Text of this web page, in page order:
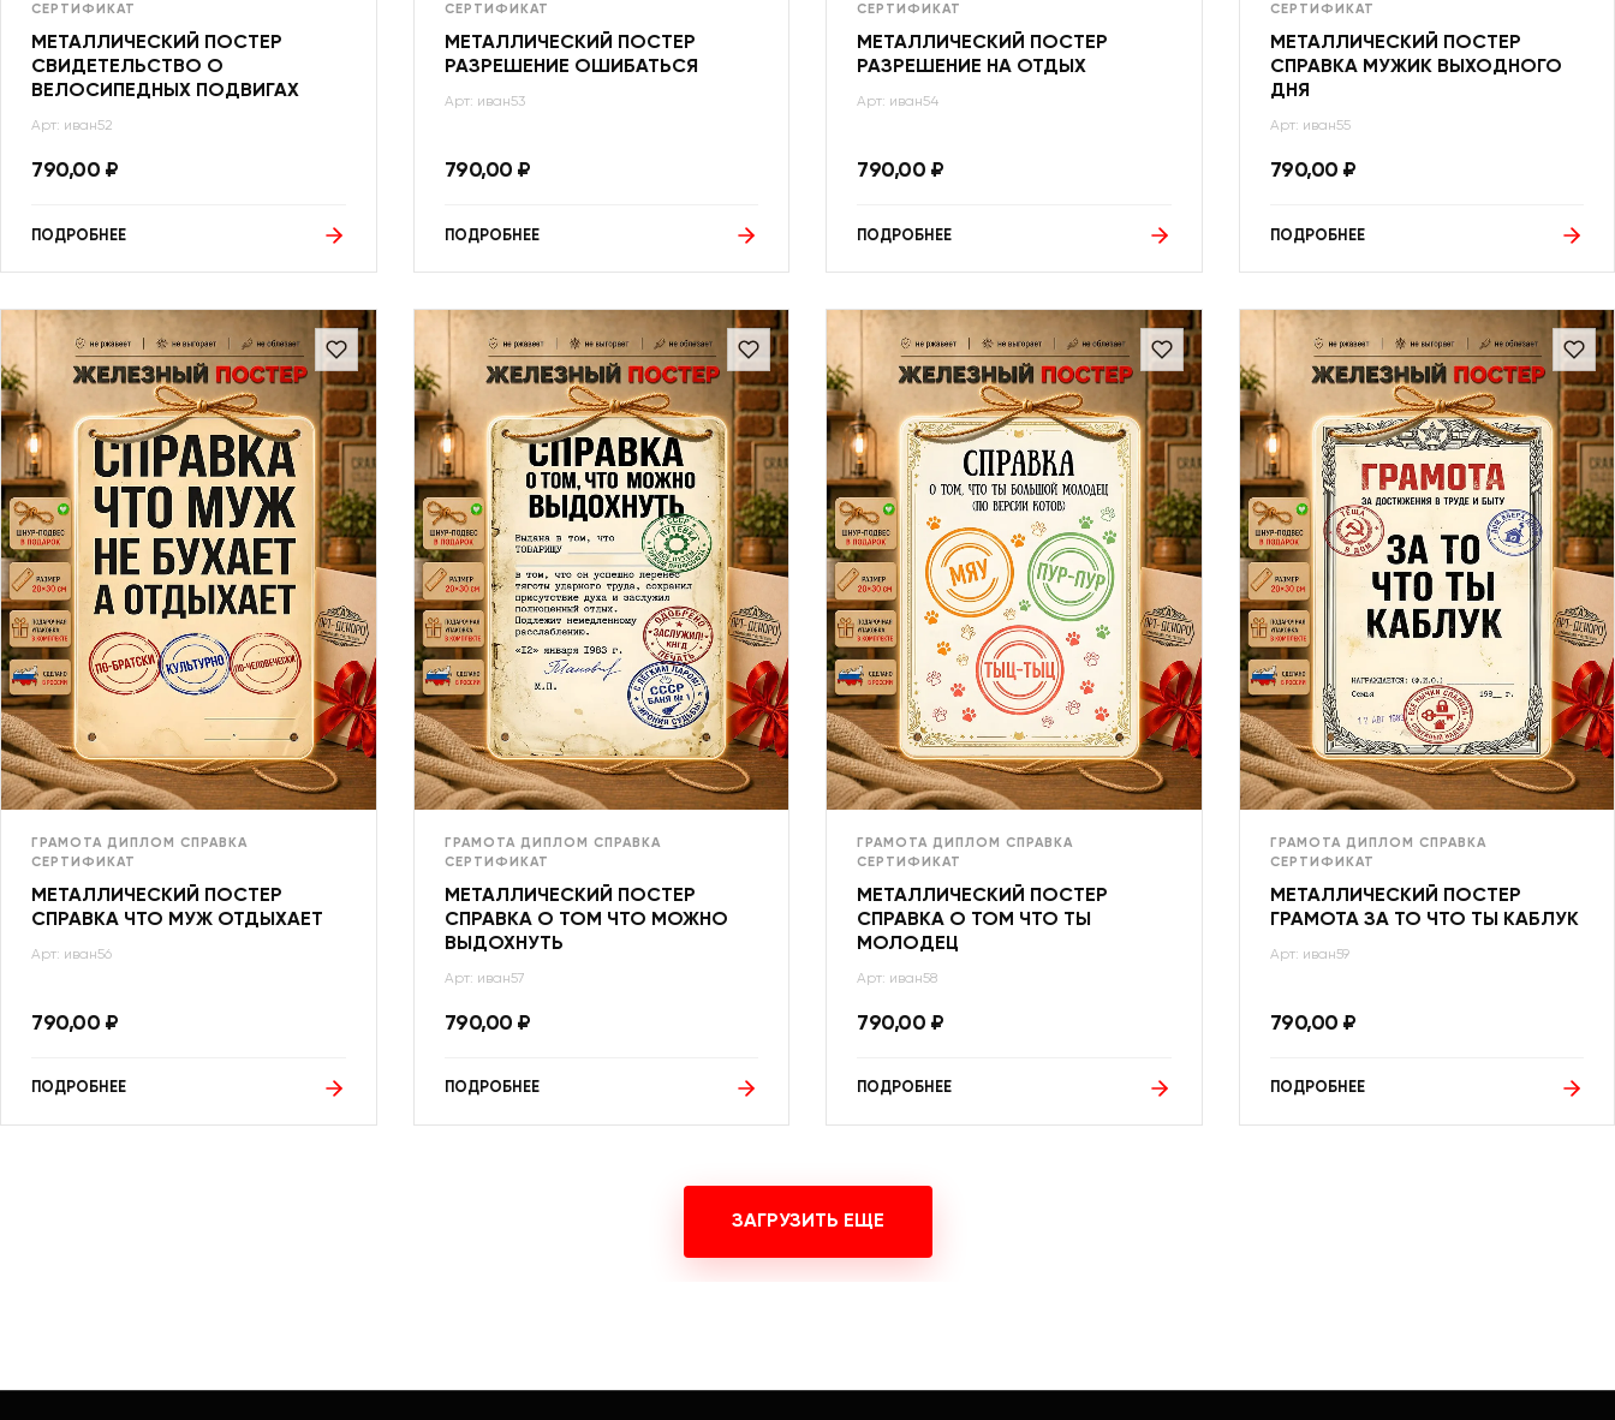
СЕРТИФИКАТ
МЕТАЛЛИЧЕСКИЙ ПОСТЕР
СВИДЕТЕЛЬСТВО О
ВЕЛОСИПЕДНЫХ ПОДВИГАХ
Арт: иван52
790,00 ₽
ПОДРОБНЕЕ
СЕРТИФИКАТ
МЕТАЛЛИЧЕСКИЙ ПОСТЕР
РАЗРЕШЕНИЕ ОШИБАТЬСЯ
Арт: иван53
790,00 ₽
ПОДРОБНЕЕ
СЕРТИФИКАТ
МЕТАЛЛИЧЕСКИЙ ПОСТЕР
РАЗРЕШЕНИЕ НА ОТДЫХ
Арт: иван54
790,00 ₽
ПОДРОБНЕЕ
СЕРТИФИКАТ
МЕТАЛЛИЧЕСКИЙ ПОСТЕР
СПРАВКА МУЖИК ВЫХОДНОГО
ДНЯ
Арт: иван55
790,00 ₽
ПОДРОБНЕЕ
ГРАМОТА ДИПЛОМ СПРАВКА
СЕРТИФИКАТ
МЕТАЛЛИЧЕСКИЙ ПОСТЕР
СПРАВКА ЧТО МУЖ ОТДЫХАЕТ
Арт: иван56
790,00 ₽
ПОДРОБНЕЕ
ГРАМОТА ДИПЛОМ СПРАВКА
СЕРТИФИКАТ
МЕТАЛЛИЧЕСКИЙ ПОСТЕР
СПРАВКА О ТОМ ЧТО МОЖНО
ВЫДОХНУТЬ
Арт: иван57
790,00 ₽
ПОДРОБНЕЕ
ГРАМОТА ДИПЛОМ СПРАВКА
СЕРТИФИКАТ
МЕТАЛЛИЧЕСКИЙ ПОСТЕР
СПРАВКА О ТОМ ЧТО ТЫ
МОЛОДЕЦ
Арт: иван58
790,00 ₽
ПОДРОБНЕЕ
ГРАМОТА ДИПЛОМ СПРАВКА
СЕРТИФИКАТ
МЕТАЛЛИЧЕСКИЙ ПОСТЕР
ГРАМОТА ЗА ТО ЧТО ТЫ КАБЛУК
Арт: иван59
790,00 ₽
ПОДРОБНЕЕ
ЗАГРУЗИТЬ ЕЩЕ